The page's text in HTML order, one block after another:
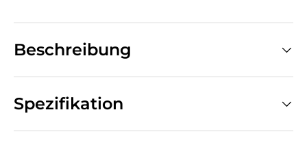
Beschreibung
Spezifikation